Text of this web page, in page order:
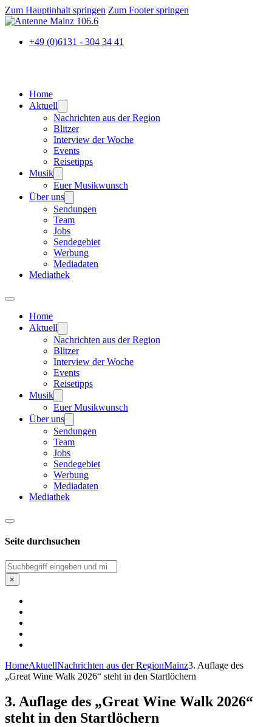
Zum Hauptinhalt springen Zum Footer springen
+49 (0)6131 - 304 34 41
Home
Aktuell
Nachrichten aus der Region
Blitzer
Interview der Woche
Events
Reisetipps
Musik
Euer Musikwunsch
Über uns
Sendungen
Team
Jobs
Sendegebiet
Werbung
Mediadaten
Mediathek
Home
Aktuell
Nachrichten aus der Region
Blitzer
Interview der Woche
Events
Reisetipps
Musik
Euer Musikwunsch
Über uns
Sendungen
Team
Jobs
Sendegebiet
Werbung
Mediadaten
Mediathek
Seite durchsuchen
Suchen
×
HomeAktuellNachrichten aus der RegionMainz3. Auflage des
„Great Wine Walk 2026“ steht in den Startlöchern
3. Auflage des „Great Wine Walk 2026“
steht in den Startlöchern